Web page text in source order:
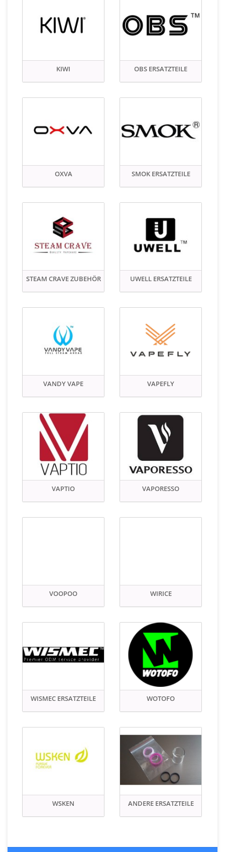
KIWI OBS ERSATZTEILE
OXVA SMOK ERSATZTEILE
STEAM CRAVE ZUBEHÖR UWELL ERSATZTEILE
VANDY VAPE VAPEFLY
VAPTIO VAPORESSO
VOOPOO WIRICE
WISMEC ERSATZTEILE WOTOFO
WSKEN ANDERE ERSATZTEILE